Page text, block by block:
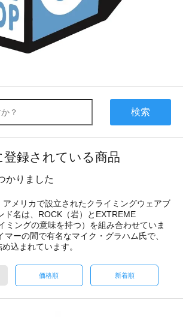
検索
登録されている商品
かりました
アメリカで設立されたクライミングウェアブ
ド名は、ROCK（岩）とEXTREME
ミングの意味を持つ）を組み合わせていま
マーの間で有名なマイク・グラハム氏で、
込まれています。
価格順 新着順